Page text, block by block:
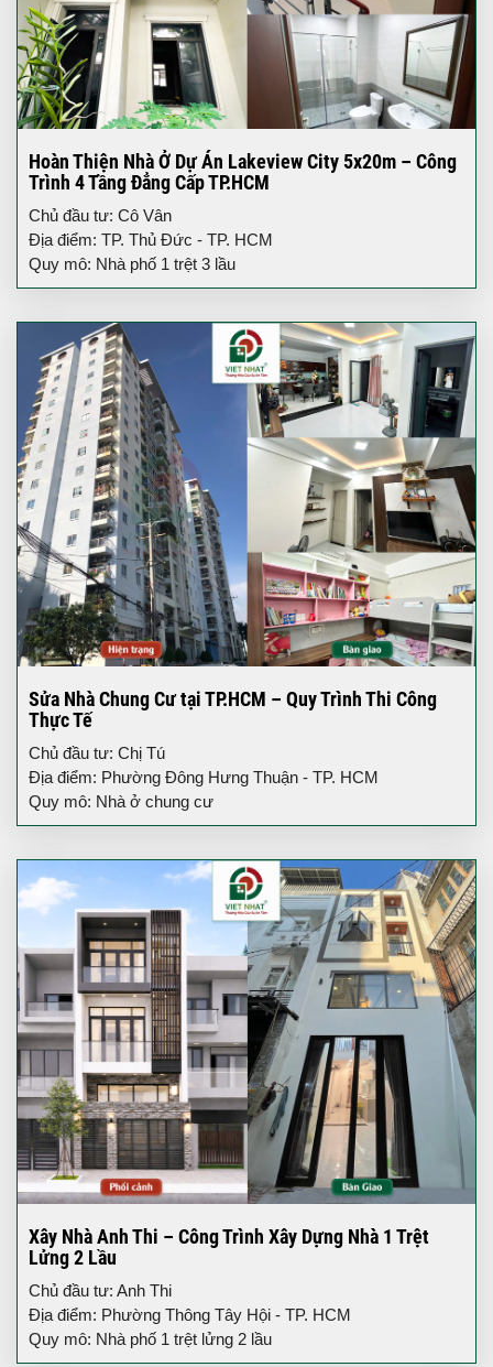
Hoàn Thiện Nhà Ở Dự Án Lakeview City 5x20m – Công
Trình 4 Tầng Đẳng Cấp TP.HCM
Chủ đầu tư: Cô Vân
Địa điểm: TP. Thủ Đức - TP. HCM
Quy mô: Nhà phố 1 trệt 3 lầu
Sửa Nhà Chung Cư tại TP.HCM – Quy Trình Thi Công
Thực Tế
Chủ đầu tư: Chị Tú
Địa điểm: Phường Đông Hưng Thuận - TP. HCM
Quy mô: Nhà ở chung cư
Xây Nhà Anh Thi – Công Trình Xây Dựng Nhà 1 Trệt
Lửng 2 Lầu
Chủ đầu tư: Anh Thi
Địa điểm: Phường Thông Tây Hội - TP. HCM
Quy mô: Nhà phố 1 trệt lửng 2 lầu